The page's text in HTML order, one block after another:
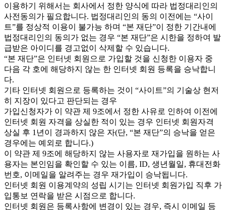
이용하기 위해서는 회사에서 정한 양식에 따라 법정대리인의
사전동의가 필요합니다. 법정대리인의 동의 이전에는 “사이
트”를 정상적 이용이 불가능 하며 “본 재단”이 정한 기간내에
법정대리인의 동의가 없는 경우 “본 재단”은 시한을 정하여 발
급받은 아이디를 경고없이 삭제할 수 있습니다.
“본 재단”은 인터넷 회원으로 가입할 것을 신청한 이용자 중
다음 각 호에 해당하지 않는 한 인터넷 회원 등록을 승낙합니
다.
기타 인터넷 회원으로 등록하는 것이 “사이트”의 기술상 현저
히 지장이 있다고 판단되는 경우
가입신청자가 이 약관 제 9조에서 정한 사유로 인하여 이전에
인터넷 회원 자격을 상실한 적이 있는 경우 인터넷 회원자격
상실 후 1년이 경과하지 않은 자(단, “본 재단”의 승낙을 얻은
경우에는 예외로 합니다.)
이 약관 제 9조에 해당하지 않는 사용자로 재가입을 원하는 사
용자는 본인임을 확인할 수 있는 이름, ID, 생년월일, 휴대전화
번호, 이메일을 알려주는 경우 재가입이 승낙됩니다.
인터넷 회원 이용계약의 성립 시기는 인터넷 회원가입 직후 가
입통보 연락을 받은 시점으로 합니다.
인터넷 회원은 등록사항에 변경이 있는 경우, 즉시 이메일 등